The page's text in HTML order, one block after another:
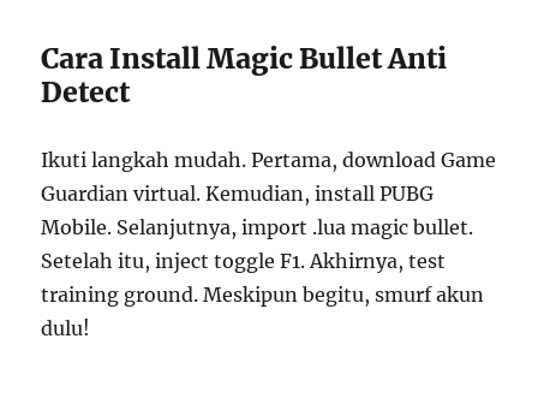
Cara Install Magic Bullet Anti
Detect
Ikuti langkah mudah. Pertama, download Game
Guardian virtual. Kemudian, install PUBG
Mobile. Selanjutnya, import .lua magic bullet.
Setelah itu, inject toggle F1. Akhirnya, test
training ground. Meskipun begitu, smurf akun
dulu!